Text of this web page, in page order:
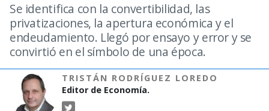
Se identifica con la convertibilidad, las
privatizaciones, la apertura económica y el
endeudamiento. Llegó por ensayo y error y se
convirtió en el símbolo de una época.
TRISTÁN RODRÍGUEZ LOREDO
Editor de Economía.